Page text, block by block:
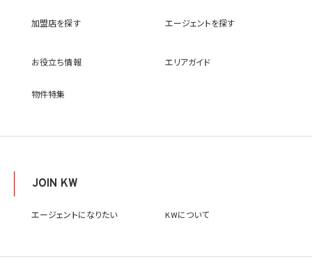
情報を当社又はKWライセンサーが運営するウェブサイト（当社又はKWライセンサーか
(11) 株主管理、会社法その他法令上の手続対応のため（株主、新株予約権者等の個人情
(12) 当社のサービスを通じて実施された不動産に関する取引の実績について、個人を識
別できない形式に加工した統計データを作成するため
2.2 第2.1項第7号に基づいて個人情報の提供を受けた第三者は、当社サービスに関連す
報の主体である個人（以下「本人」といいます。）が、これらの利用目的で個人情報を利用
することについて同意を撤回し又は異議を述べた場合には、当社はただちにその旨を当
加盟店を探す エージェントを探す
お役立ち情報 エリアガイド
物件特集
JOIN KW
エージェントになりたい KWについて